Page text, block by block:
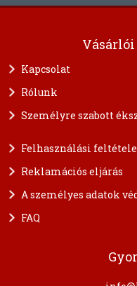
Kapcsolat
Rólunk
Személyre szabott
Felhasználási
Reklamációs eljárás
A személyes adatok
FAQ